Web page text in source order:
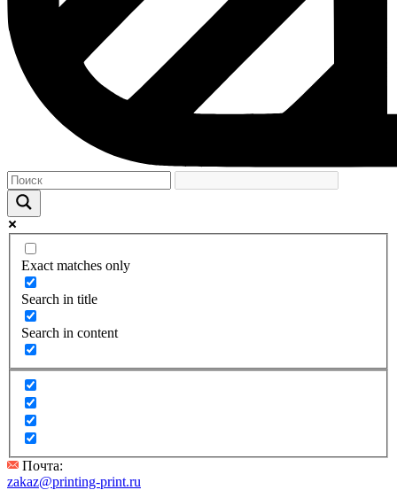
Exact matches only
Search in title
Search in content
Почта:
zakaz@printing-print.ru